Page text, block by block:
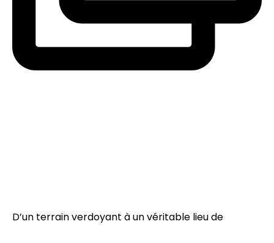
D’un terrain verdoyant à un véritable lieu de